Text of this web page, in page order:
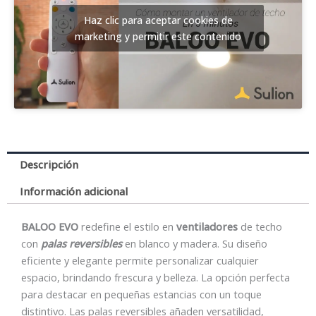
Haz clic para aceptar cookies de
marketing y permitir este contenido
Descripción
Información adicional
BALOO EVO redefine el estilo en ventiladores de techo
con palas reversiblesen blanco y madera. Su diseño
eficiente y elegante permite personalizar cualquier
espacio, brindando frescura y belleza. La opción perfecta
para destacar en pequeñas estancias con un toque
distintivo. Las palas reversibles añaden versatilidad,